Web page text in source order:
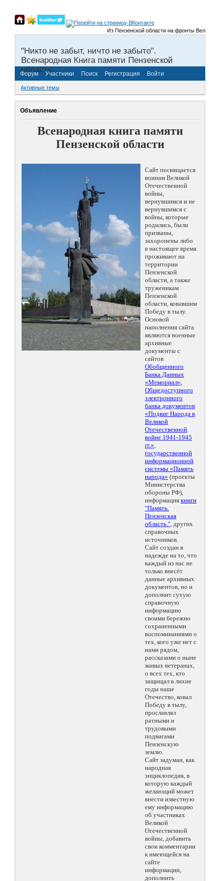
Из Пензенской области на фронты Великой
"Никто не забыт, ничто не забыто".
Всенародная Книга памяти Пензенской
области.
Форум Участники Поиск Регистрация Войти
Активные темы
Объявление
Всенародная книга памяти
Пензенской области
Сайт посвящается
воинам Великой
Отечественной
войны,
вернувшимся и не
вернувшимся с
войны, которые
родились, были
призваны,
захоронены либо
в настоящее время
проживают на
территории
Пензенской
области, а также
труженикам
Пензенской
области, ковавшим
Победу в тылу.
Основой
наполнения сайта
являются военные
архивные
документы с
сайтов
Обобщенного
Банка Данных
«Мемориал»,
Общедоступного
электронного
банка документов
«Подвиг Народа в
Великой
Отечественной
войне 1941-1945
гг.»,
государственной
информационной
системы «Память
народа» (проекты
Министерства
обороны РФ),
информация книги
"Память.
Пензенская
область.", других
справочных
источников.
Сайт создан в
надежде на то, что
каждый из нас не
только внесёт
данные архивных
документов, но и
дополнит сухую
справочную
информацию
своими бережно
сохраненными
воспоминаниями о
тех, кого уже нет с
нами рядом,
рассказами о ныне
живых ветеранах,
о всех тех, кто
защищал в лихие
годы наше
Отечество, ковал
Победу в тылу,
прославлял
ратными и
трудовыми
подвигами
Пензенскую
землю.
Сайт задуман, как
народная
энциклопедия, в
которую каждый
желающий может
внести известную
ему информацию
об участниках
Великой
Отечественной
войны, добавить
свои комментарии
к имеющейся на
сайте
информации,
дополнить